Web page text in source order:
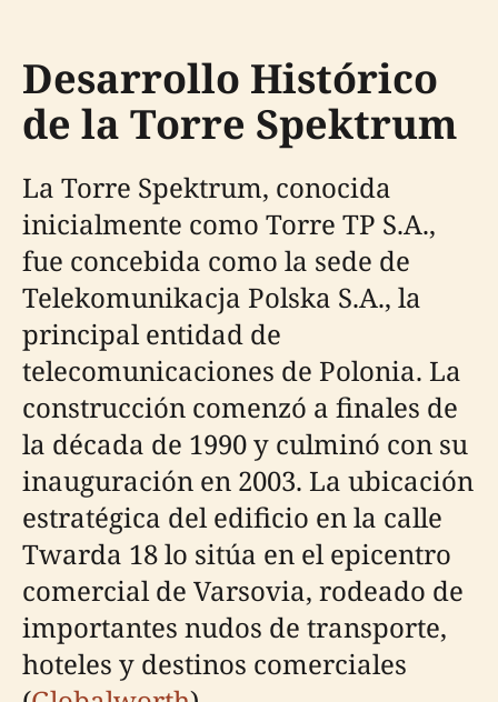
Desarrollo Histórico
de la Torre Spektrum
La Torre Spektrum, conocida
inicialmente como Torre TP S.A.,
fue concebida como la sede de
Telekomunikacja Polska S.A., la
principal entidad de
telecomunicaciones de Polonia. La
construcción comenzó a finales de
la década de 1990 y culminó con su
inauguración en 2003. La ubicación
estratégica del edificio en la calle
Twarda 18 lo sitúa en el epicentro
comercial de Varsovia, rodeado de
importantes nudos de transporte,
hoteles y destinos comerciales